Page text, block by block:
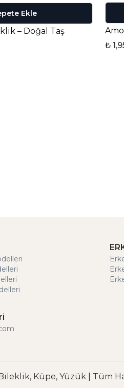
Ekle
– Doğal Taş
₺
Küpe, Yüzük | Tüm